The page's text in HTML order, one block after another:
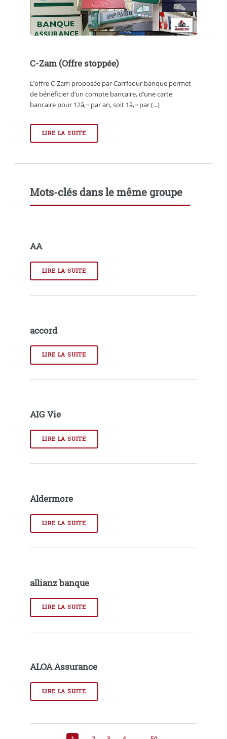
C-Zam (Offre stoppée)
L’offre C-Zam proposée par Carrfeour banque permet
de bénéficier d’un compte bancaire, d’une carte
bancaire pour 12â‚¬ par an, soit 1â‚¬ par (...)
LIRE LA SUITE
Mots-clés dans le même groupe
AA
LIRE LA SUITE
accord
LIRE LA SUITE
AIG Vie
LIRE LA SUITE
Aldermore
LIRE LA SUITE
allianz banque
LIRE LA SUITE
ALOA Assurance
LIRE LA SUITE